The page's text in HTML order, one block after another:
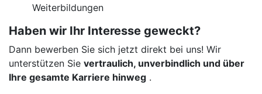
Weiterbildungen
Haben wir Ihr Interesse geweckt?
Dann bewerben Sie sich jetzt direkt bei uns! Wir
unterstützen Sie vertraulich, unverbindlich und über
Ihre gesamte Karriere hinweg .